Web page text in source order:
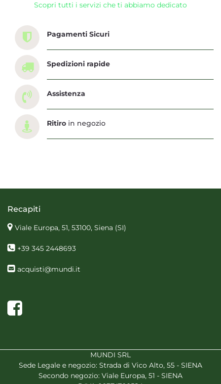
Scopri tutti i servizi che ti abbiamo dedicato
Pagamenti Sicuri
Spedizioni rapide
Assistenza
Ritiro in negozio
Recapiti
Viale Europa, 51, 53100, Siena (SI)
+39 345 2448693
acquisti@mundi.it
Facebook
MUNDI SRL
Sede Legale e negozio: Strada di Vico Alto, 55 - SIENA
Secondo negozio: Viale Europa, 51 - SIENA